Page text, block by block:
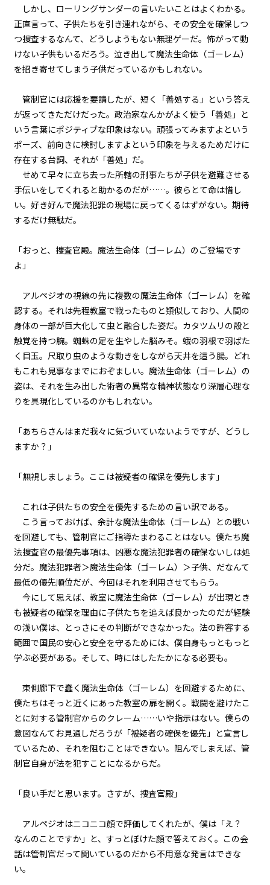
第１話
『Serial killer（連続殺人鬼）』
＜９＞
第１話
＜１０＞
第１話
『Serial killer（連続殺人鬼）』
＜１１＞
第１話
『Serial killer（連続殺人鬼）』
＜１２＞
＜１３＞
『Serial killer（連続殺人鬼）』
＜１４＞
第１話
『Serial killer（連続殺人鬼）』
＜１５＞
第１話
『Serial killer（連続殺人鬼）』
＜１６＞
第１話
第１話
『Serial killer（連続殺人鬼）』
＜１８＞
第１話
『Serial killer（連続殺人鬼）』
＜１９＞
第１話
『Serial killer（連続殺人鬼）』
＜２０＞
第１話
『Serial killer（連続殺人鬼）』
＜２１＞
第１話
『Serial killer（連続殺人鬼）』
＜２２＞
第１話
『Serial killer（連続殺人鬼）』
＜２３＞
第１話
＜２４＞
第２話
しかし、ローリングサンダーの言いたいことはよくわかる。
正直言って、子供たちを引き連れながら、その安全を確保しつ
つ捜査するなんて、どうしようもない無理ゲーだ。怖がって動
けない子供もいるだろう。泣き出して魔法生命体（ゴーレム）
を招き寄せてしまう子供だっているかもしれない。
管制官には応援を要請したが、短く「善処する」という答え
が返ってきただけだった。政治家なんかがよく使う「善処」と
いう言葉にポジティブな印象はない。頑張ってみますよという
ポーズ、前向きに検討しますよという印象を与えるためだけに
存在する台詞、それが「善処」だ。
せめて早々に立ち去った所轄の刑事たちが子供を避難させる
手伝いをしてくれると助かるのだが……。彼らとて命は惜し
い。好き好んで魔法犯罪の現場に戻ってくるはずがない。期待
するだけ無駄だ。
「おっと、捜査官殿。魔法生命体（ゴーレム）のご登場です
よ」
アルペジオの視線の先に複数の魔法生命体（ゴーレム）を確
認する。それは先程教室で戦ったものと類似しており、人間の
身体の一部が巨大化して虫と融合した姿だ。カタツムリの殻と
触覚を持つ腕。蜘蛛の足を生やした脳みそ。蛾の羽根で羽ばた
く目玉。尺取り虫のような動きをしながら天井を這う腸。どれ
もこれも見事なまでにおぞましい。魔法生命体（ゴーレム）の
姿は、それを生み出した術者の異常な精神状態なり深層心理な
りを具現化しているのかもしれない。
「あちらさんはまだ我々に気づいていないようですが、どうし
ますか？」
「無視しましょう。ここは被疑者の確保を優先します」
これは子供たちの安全を優先するための言い訳である。
こう言っておけば、余計な魔法生命体（ゴーレム）との戦い
を回避しても、管制官にご指導たまわることはない。僕たち魔
法捜査官の最優先事項は、凶悪な魔法犯罪者の確保ないしは処
分だ。魔法犯罪者＞魔法生命体（ゴーレム）＞子供、だなんて
最低の優先順位だが、今回はそれを利用させてもらう。
今にして思えば、教室に魔法生命体（ゴーレム）が出現とき
も被疑者の確保を理由に子供たちを追えば良かったのだが経験
の浅い僕は、とっさにその判断ができなかった。法の許容する
範囲で国民の安心と安全を守るためには、僕自身もっともっと
学ぶ必要がある。そして、時にはしたたかになる必要も。
東側廊下で蠢く魔法生命体（ゴーレム）を回避するために、
僕たちはそっと近くにあった教室の扉を開く。戦闘を避けたこ
とに対する管制官からのクレーム……いや指示はない。僕らの
意図なんてお見通しだろうが「被疑者の確保を優先」と宣言し
ているため、それを阻むことはできない。阻んでしまえば、管
制官自身が法を犯すことになるからだ。
「良い手だと思います。さすが、捜査官殿」
アルペジオはニコニコ顔で評価してくれたが、僕は「え？
なんのことですか」と、すっとぼけた顔で答えておく。この会
話は管制官だって聞いているのだから不用意な発言はできな
い。